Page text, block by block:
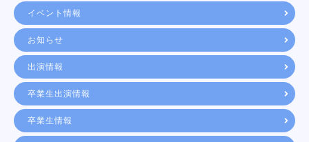
イベント情報
お知らせ
出演情報
卒業生出演情報
卒業生情報